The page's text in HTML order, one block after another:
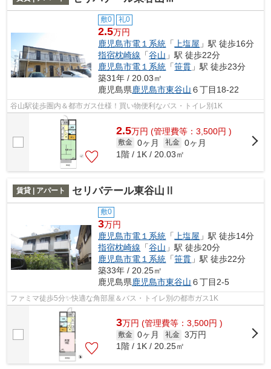
敷0 礼0
2.5万円
鹿児島市電１系統 「 上塩屋 」駅 徒歩16分
指宿枕崎線 「谷山 」駅 徒歩22分
鹿児島市電１系統 「笹貫 」駅 徒歩23分
築31年 / 20.03㎡
鹿児島県鹿児島市東谷山 ６丁目18-22
谷山駅徒歩圏内＆都市ガス仕様！買い物便利なバス・トイレ別1K
2.5万円 (管理費等：3,500円 )
敷金 0ヶ月 礼金 0ヶ月
1階 / 1K / 20.03㎡
賃貸 | アパート セリバテール東谷山Ⅱ
敷0
3万円
鹿児島市電１系統 「 上塩屋 」駅 徒歩14分
指宿枕崎線 「谷山 」駅 徒歩20分
鹿児島市電１系統 「笹貫 」駅 徒歩22分
築33年 / 20.25㎡
鹿児島県鹿児島市東谷山 ６丁目2-5
ファミマ徒歩5分✨快適な角部屋＆バス・トイレ別の都市ガス1K
3万円 (管理費等：3,500円 )
敷金 0ヶ月 礼金 3万円
1階 / 1K / 20.25㎡